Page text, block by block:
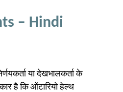
– Hindi
या देखभालकर्ता के
है कि ओंटारियो हेल्थ